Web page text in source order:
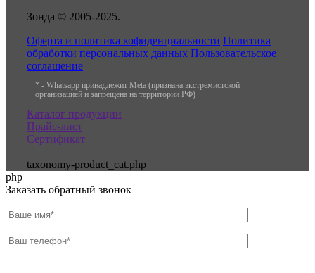
Зонда © 2005-2025.
Оферта и политика кофиденциальности Политика
обработки персональных данных Пользовательское
соглашение
* - Whatsapp принадлежит Meta (признана экстремистской
организацией и запрещена на территории РФ)
Каталог продукции
Прайс-лист
Сертификат
taxonomy-product_cat.php
php
Заказать обратный звонок